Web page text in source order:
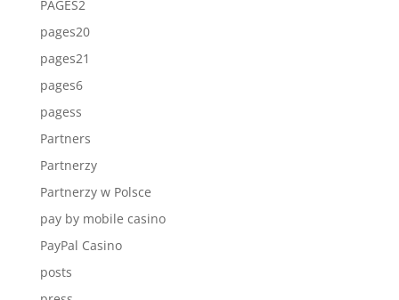
PAGES2
pages20
pages21
pages6
pagess
Partners
Partnerzy
Partnerzy w Polsce
pay by mobile casino
PayPal Casino
posts